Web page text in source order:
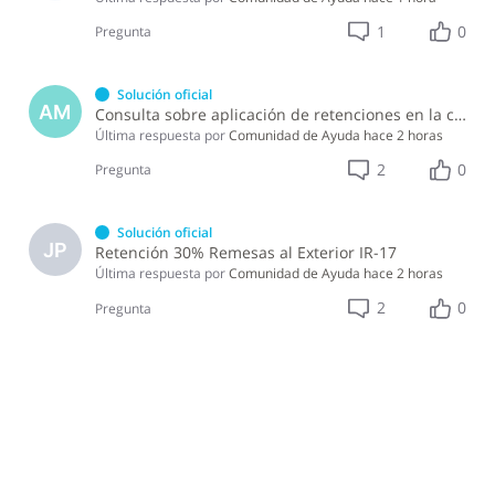
Pregunta
1 0
AM
Solución oficial
Consulta sobre aplicación de retenciones en la compra de alimentos a persona física
Última respuesta porComunidad de Ayuda hace 2 horas
Pregunta
2 0
JP
Solución oficial
Retención 30% Remesas al Exterior IR-17
Última respuesta porComunidad de Ayuda hace 2 horas
Pregunta
2 0